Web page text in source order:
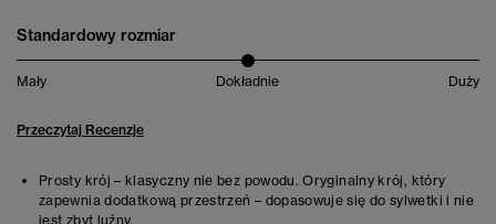
Standardowy rozmiar
Mały Dokładnie Duży
Przeczytaj Recenzje
Prosty krój – klasyczny nie bez powodu. Oryginalny krój, który
zapewnia dodatkową przestrzeń – dopasowuje się do sylwetki i nie
jest zbyt luźny.